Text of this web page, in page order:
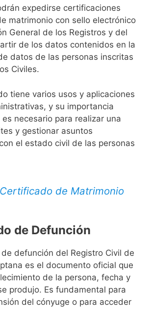
expedirse certificaciones
matrimonio con sello electrónico
General de los Registros y del
de los datos contenidos en la
datos de las personas inscritas
Civiles.
tiene varios usos y aplicaciones
y su importancia
necesario para realizar una
y gestionar asuntos
el estado civil de las personas
de Matrimonio
de Defunción
defunción del Registro Civil de
es el documento oficial que
de la persona, fecha y
produjo. Es fundamental para
del cónyuge o para acceder